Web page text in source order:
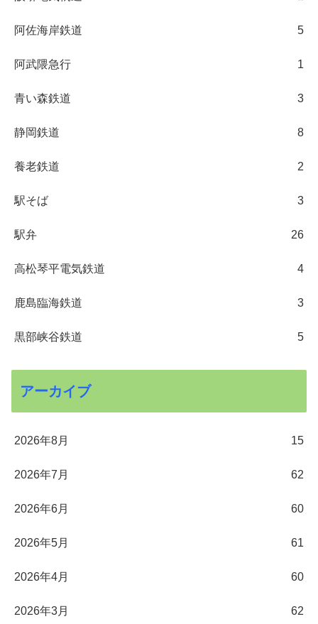
阿佐海岸鉄道 5
阿武隈急行 1
青い森鉄道 3
静岡鉄道 8
養老鉄道 2
駅そば 3
駅弁 26
高松琴平電気鉄道 4
鹿島臨海鉄道 3
黒部峡谷鉄道 5
アーカイブ
2026年8月 15
2026年7月 62
2026年6月 60
2026年5月 61
2026年4月 60
2026年3月 62